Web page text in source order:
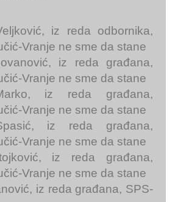
iz reda odbornika,
Vranje ne sme da stane
iz reda građana,
Vranje ne sme da stane
iz reda građana,
Vranje ne sme da stane
iz reda građana,
Vranje ne sme da stane
iz reda građana,
Vranje ne sme da stane
iz reda građana, SPS-